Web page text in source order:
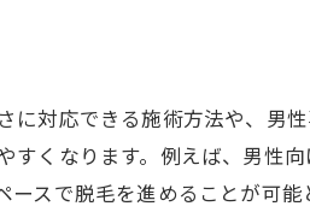
前後に気を付けたいポイントを
に多い不安や疑問を医療脱毛
駅周辺の医療脱毛クリニック
名など近隣エリアとの違いを
対応できる施術方法や、男
くなります。例えば、男性
スで脱毛を進めることが可能
ご予約はこちら
ご予約はこちら